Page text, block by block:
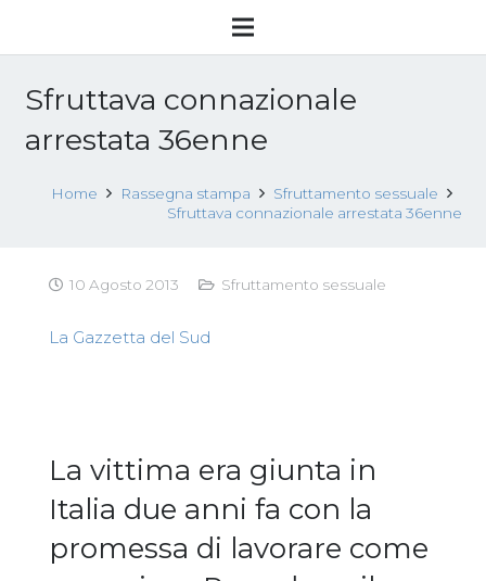
Sfruttava connazionale
arrestata 36enne
Home Rassegna stampa
Sfruttamento sessuale
Sfruttava connazionale arrestata 36enne
10 Agosto 2013 Sfruttamento sessuale
La Gazzetta del Sud
La vittima era giunta in
Italia due anni fa con la
promessa di lavorare come